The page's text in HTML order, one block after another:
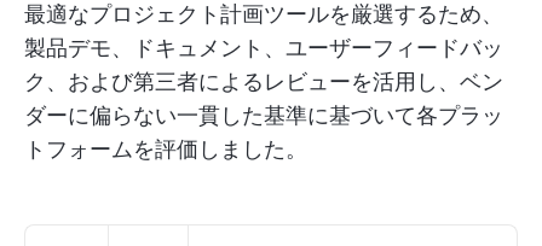
最適なプロジェクト計画ツールを厳選するため、
製品デモ、ドキュメント、ユーザーフィードバッ
ク、および第三者によるレビューを活用し、ベン
ダーに偏らない一貫した基準に基づいて各プラッ
トフォームを評価しました。